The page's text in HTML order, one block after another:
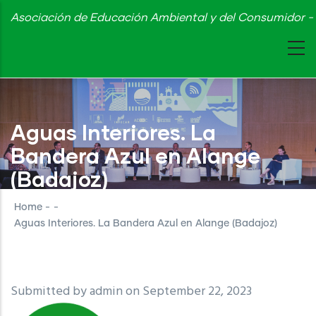
Skip
content
Asociación de Educación Ambiental y del Consumidor
Aguas Interiores. La
Bandera Azul en Alange
(Badajoz)
Home - -
Aguas Interiores. La Bandera Azul en Alange (Badajoz)
Submitted byadminon September 22, 2023